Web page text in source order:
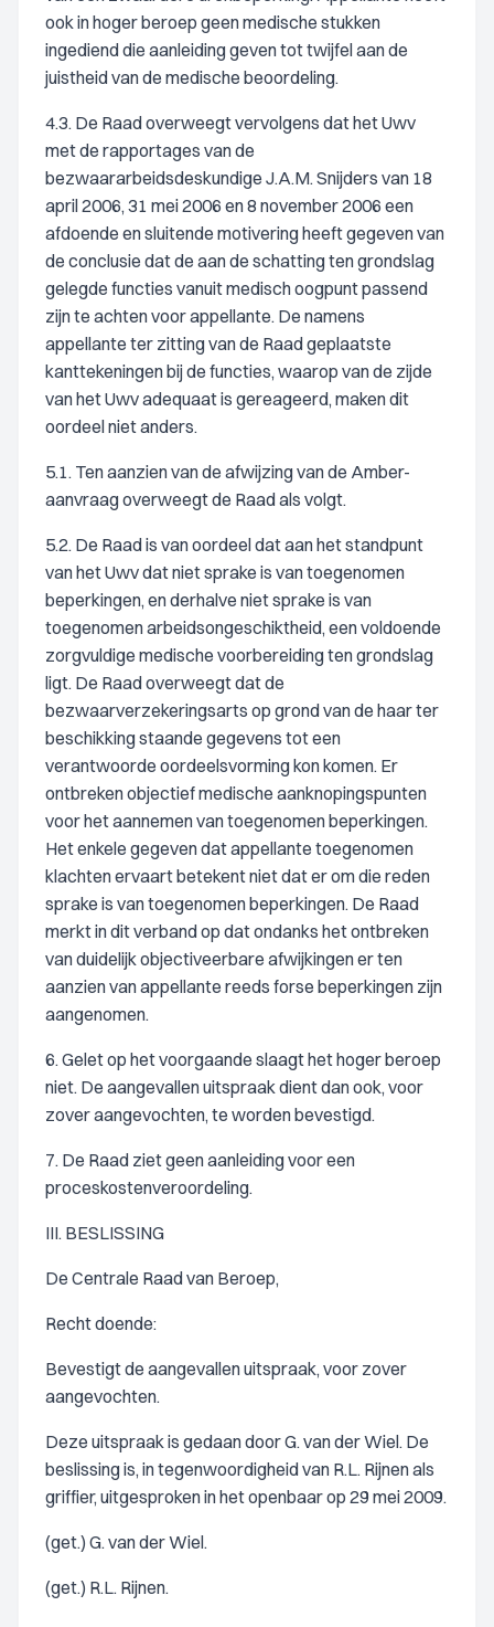
ook in hoger beroep geen medische stukken
ingediend die aanleiding geven tot twijfel aan de
juistheid van de medische beoordeling.
4.3. De Raad overweegt vervolgens dat het Uwv
met de rapportages van de
bezwaararbeidsdeskundige J.A.M. Snijders van 18
april 2006, 31 mei 2006 en 8 november 2006 een
afdoende en sluitende motivering heeft gegeven van
de conclusie dat de aan de schatting ten grondslag
gelegde functies vanuit medisch oogpunt passend
zijn te achten voor appellante. De namens
appellante ter zitting van de Raad geplaatste
kanttekeningen bij de functies, waarop van de zijde
van het Uwv adequaat is gereageerd, maken dit
oordeel niet anders.
5.1. Ten aanzien van de afwijzing van de Amber-
aanvraag overweegt de Raad als volgt.
5.2. De Raad is van oordeel dat aan het standpunt
van het Uwv dat niet sprake is van toegenomen
beperkingen, en derhalve niet sprake is van
toegenomen arbeidsongeschiktheid, een voldoende
zorgvuldige medische voorbereiding ten grondslag
ligt. De Raad overweegt dat de
bezwaarverzekeringsarts op grond van de haar ter
beschikking staande gegevens tot een
verantwoorde oordeelsvorming kon komen. Er
ontbreken objectief medische aanknopingspunten
voor het aannemen van toegenomen beperkingen.
Het enkele gegeven dat appellante toegenomen
klachten ervaart betekent niet dat er om die reden
sprake is van toegenomen beperkingen. De Raad
merkt in dit verband op dat ondanks het ontbreken
van duidelijk objectiveerbare afwijkingen er ten
aanzien van appellante reeds forse beperkingen zijn
aangenomen.
6. Gelet op het voorgaande slaagt het hoger beroep
niet. De aangevallen uitspraak dient dan ook, voor
zover aangevochten, te worden bevestigd.
7. De Raad ziet geen aanleiding voor een
proceskostenveroordeling.
III. BESLISSING
De Centrale Raad van Beroep,
Recht doende:
Bevestigt de aangevallen uitspraak, voor zover
aangevochten.
Deze uitspraak is gedaan door G. van der Wiel. De
beslissing is, in tegenwoordigheid van R.L. Rijnen als
griffier, uitgesproken in het openbaar op 29 mei 2009.
(get.) G. van der Wiel.
(get.) R.L. Rijnen.